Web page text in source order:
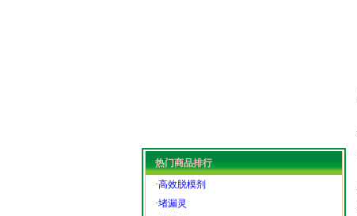
热门商品排行
·高效脱模剂
·堵漏灵